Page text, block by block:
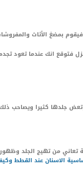
بمضغ الأثاث
فتوقع انك عندما تعود
جلدها كثيرا ويصاحب ذلك
من تهيج الجلد
الاسنان عند القطط